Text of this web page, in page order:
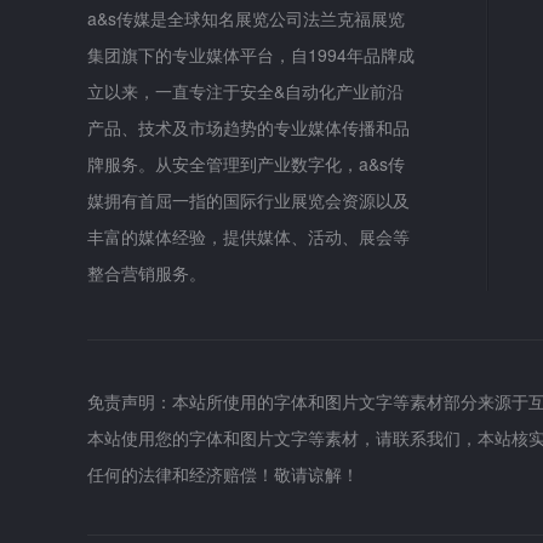
a&s传媒是全球知名展览公司法兰克福展览
集团旗下的专业媒体平台，自1994年品牌成
立以来，一直专注于安全&自动化产业前沿
产品、技术及市场趋势的专业媒体传播和品
牌服务。从安全管理到产业数字化，a&s传
媒拥有首屈一指的国际行业展览会资源以及
丰富的媒体经验，提供媒体、活动、展会等
整合营销服务。
免责声明：本站所使用的字体和图片文字等素材部分来源
本站使用您的字体和图片文字等素材，请联系我们，本站
任何的法律和经济赔偿！敬请谅解！